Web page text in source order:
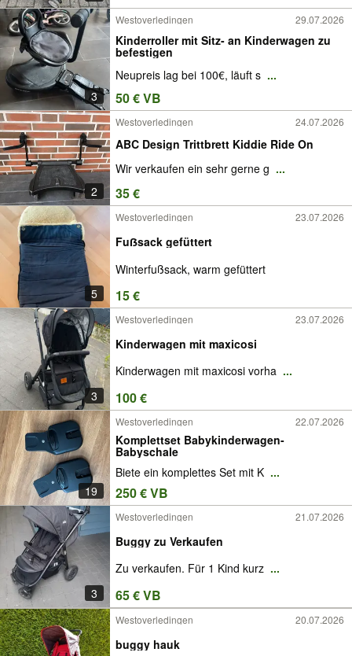
3
Westoverledingen 29.07.2026
Kinderroller mit Sitz- an Kinderwagen zu
befestigen
Neupreis lag bei 100€, läuft s ...
50 € VB
2
Westoverledingen 24.07.2026
ABC Design Trittbrett Kiddie Ride On
Wir verkaufen ein sehr gerne g ...
35 €
5
Westoverledingen 23.07.2026
Fuẞsack gefüttert
Winterfußsack, warm gefüttert
15 €
3
Westoverledingen 23.07.2026
Kinderwagen mit maxicosi
Kinderwagen mit maxicosi vorha ...
100 €
19
Westoverledingen 22.07.2026
Komplettset Babykinderwagen-
Babyschale
Biete ein komplettes Set mit K ...
250 € VB
3
Westoverledingen 21.07.2026
Buggy zu Verkaufen
Zu verkaufen. Für 1 Kind kurz ...
65 € VB
Westoverledingen 20.07.2026
buggy hauk